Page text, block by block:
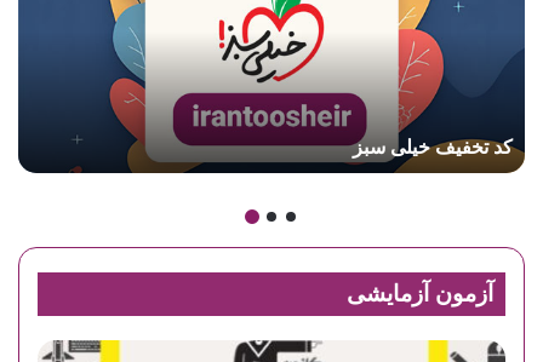
کد تخفیف تام‌لند
آزمون آزمایشی